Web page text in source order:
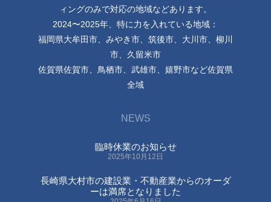
ィングのみで対応の地域などあります。
2024〜2025年、特に力を入れている地域：
福岡県大牟田市、みやき市、筑後市、大川市、柳川
市、久留米市
佐賀県佐賀市、鳥栖市、武雄市、嬉野市など佐賀県
全域
NEWS
臨時休業のお知らせ
2025年10月12日
長崎県大村市の建設業・不動産業からのオーダ
ーは満席となりました